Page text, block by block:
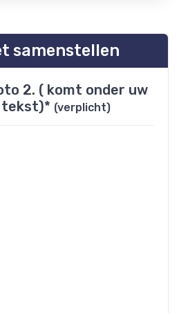
samenstellen
2. ( komt onder uw
tekst)* (verplicht)